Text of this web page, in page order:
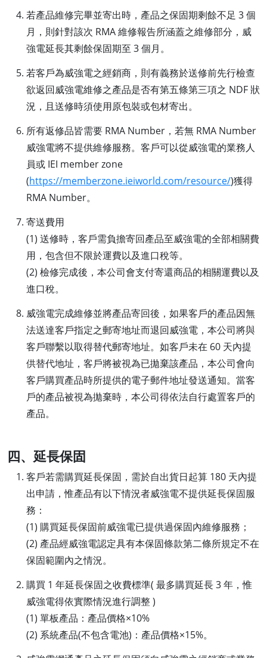
若產品維修完畢並寄出時，產品之保固期剩餘不足 3 個
月，則針對該次 RMA 維修報告所涵蓋之維修部分，威
強電延長其剩餘保固期至 3 個月。
若客戶為威強電之經銷商，則有義務於送修前先行檢查
欲返回威強電維修之產品是否有第五條第三項之 NDF 狀
況，且送修時須使用原包裝或包材寄出。
所有返修品皆需要 RMA Number，若無 RMA Number
威強電將不提供維修服務。客戶可以從威強電的業務人
員或 IEI member zone
(https://memberzone.ieiworld.com/resource/)獲得
RMA Number。
寄送費用
(1) 送修時，客戶需負擔寄回產品至威強電的全部相關費
用，包含但不限於運費以及進口稅等。
(2) 檢修完成後，本公司會支付寄還商品的相關運費以及
進口稅。
威強電完成維修並將產品寄回後，如果客戶的產品因無
法送達客戶指定之郵寄地址而退回威強電，本公司將與
客戶聯繫以取得替代郵寄地址。如客戶未在 60 天內提
供替代地址，客戶將被視為已拋棄該產品，本公司會向
客戶購買產品時所提供的電子郵件地址發送通知。當客
戶的產品被視為拋棄時，本公司得依法自行處置客戶的
產品。
四、延長保固
客戶若需購買延長保固，需於自出貨日起算 180 天內提
出申請，惟產品有以下情況者威強電不提供延長保固服
務：
(1) 購買延長保固前威強電已提供過保固內維修服務；
(2) 產品經威強電認定具有本保固條款第二條所規定不在
保固範圍內之情況。
購買 1 年延長保固之收費標準( 最多購買延長 3 年，惟
威強電得依實際情況進行調整 )
(1) 單板產品：產品價格×10%
(2) 系統產品(不包含電池)：產品價格×15%。